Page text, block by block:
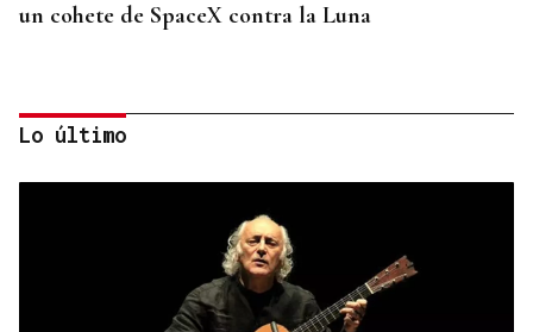
un cohete de SpaceX contra la Luna
Lo último